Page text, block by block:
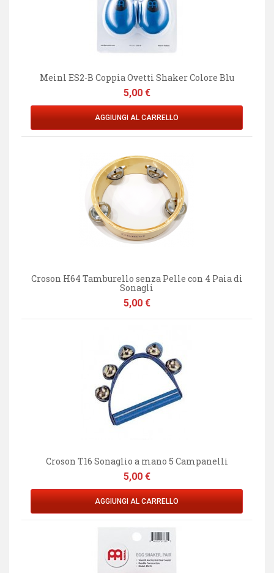
Meinl ES2-B Coppia Ovetti Shaker Colore Blu
Prezzo
5,00 €
AGGIUNGI AL CARRELLO
Croson H64 Tamburello senza Pelle con 4 Paia di
Sonagli
Prezzo
5,00 €
Croson T16 Sonaglio a mano 5 Campanelli
Prezzo
5,00 €
AGGIUNGI AL CARRELLO